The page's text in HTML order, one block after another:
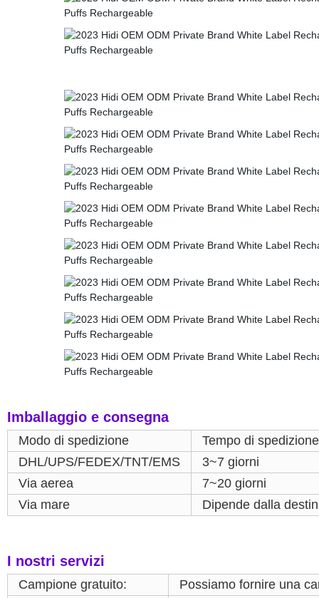
Imballaggio e consegna
Modo di spedizione
Tempo di spedizione
DHL/UPS/FEDEX/TNT/EMS
3~7 giorni
Via aerea
7~20 giorni
Via mare
Dipende dalla
I nostri servizi
Campione gratuito:
Possiamo fornire una